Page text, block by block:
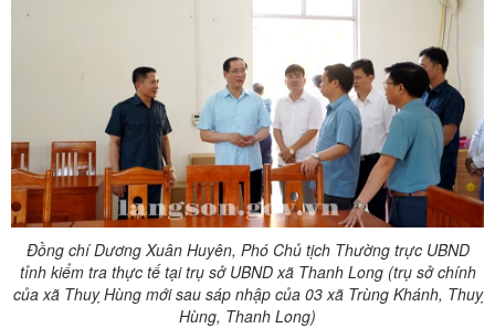
Đồng chí Dương Xuân Huyên, Phó Chủ tịch Thường trực UBND
tỉnh kiểm tra thực tế tại trụ sở UBND xã Thanh Long (trụ sở chính
của xã Thuỵ Hùng mới sau sáp nhập của 03 xã Trùng Khánh, Thuỵ
Hùng, Thanh Long)